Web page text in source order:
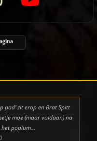
pad’ zit erop en Brat Spitt
moe (maar voldaan) na
podium…